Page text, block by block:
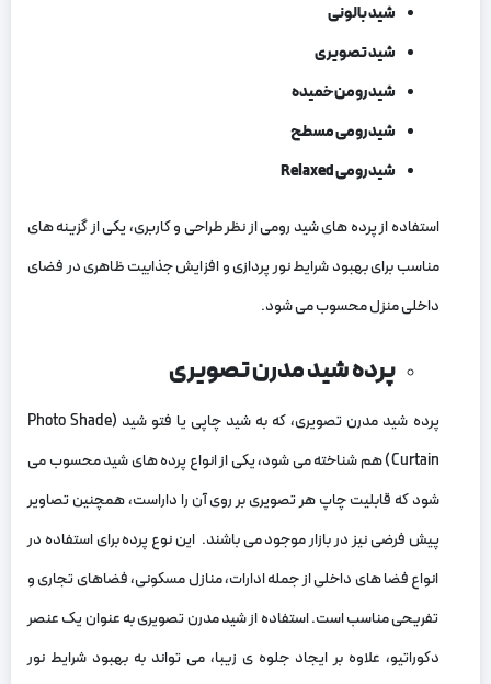
شید بالونی
شید تصویری
شید رومن خمیده
شید رومی مسطح
شید رومی Relaxed
استفاده از پرده‌ های شید رومی از نظر طراحی و کاربری، یکی از گزینه‌ های
مناسب برای بهبود شرایط نور پردازی و افزایش جذابیت ظاهری در فضای
داخلی منزل محسوب می‌ شود.
پرده شید مدرن تصویری
پرده شید مدرن تصویری، که به شید چاپی یا فتو شید (Photo Shade
Curtain) هم شناخته می‌ شود، یکی از انواع پرده‌ های شید محسوب می‌
شود که قابلیت چاپ هر تصویری بر روی آن را داراست، همچنین تصاویر
پیش فرضی نیز در بازار موجود می‌ باشند. این نوع پرده برای استفاده در
انواع فضا های داخلی از جمله ادارات، منازل مسکونی، فضاهای تجاری و
تفریحی مناسب است. استفاده از شید مدرن تصویری به عنوان یک عنصر
دکوراتیو، علاوه بر ایجاد جلوه‌ ی زیبا، می‌ تواند به بهبود شرایط نور